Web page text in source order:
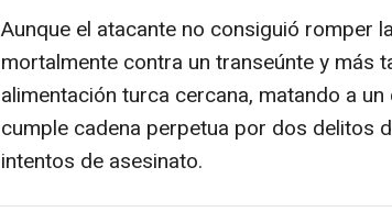
Aunque el atacante no consiguió romper
mortalmente contra un transeúnte y más
alimentación turca cercana, matando a
cumple cadena perpetua por dos delitos
intentos de asesinato.